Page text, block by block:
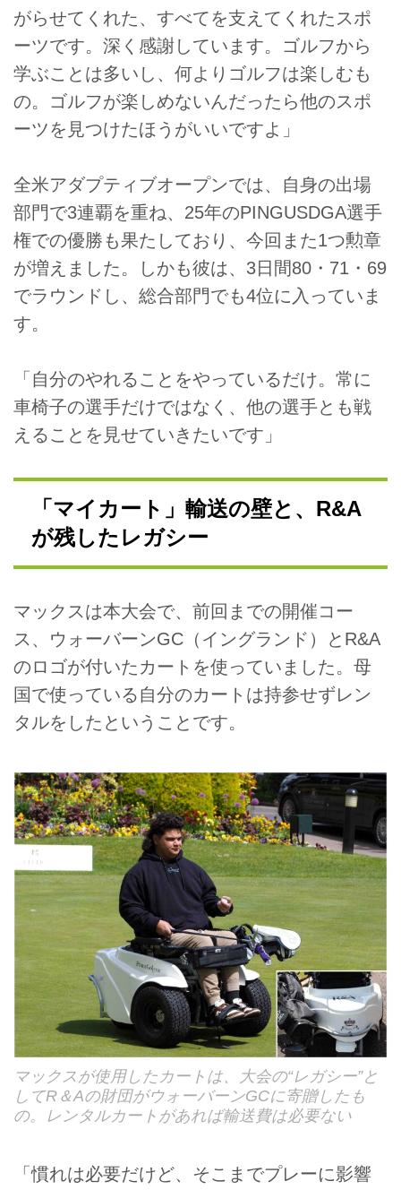
がらせてくれた、すべてを支えてくれたスポ
ーツです。深く感謝しています。ゴルフから
学ぶことは多いし、何よりゴルフは楽しむも
の。ゴルフが楽しめないんだったら他のスポ
ーツを見つけたほうがいいですよ」
全米アダプティブオープンでは、自身の出場
部門で3連覇を重ね、25年のPINGUSDGA選手
権での優勝も果たしており、今回また1つ勲章
が増えました。しかも彼は、3日間80・71・69
でラウンドし、総合部門でも4位に入っていま
す。
「自分のやれることをやっているだけ。常に
車椅子の選手だけではなく、他の選手とも戦
えることを見せていきたいです」
「マイカート」輸送の壁と、R&A
が残したレガシー
マックスは本大会で、前回までの開催コー
ス、ウォーバーンGC（イングランド）とR&A
のロゴが付いたカートを使っていました。母
国で使っている自分のカートは持参せずレン
タルをしたということです。
マックスが使用したカートは、大会の“レガシー”と
してR＆Aの財団がウォーバーンGCに寄贈したも
の。レンタルカートがあれば輸送費は必要ない
「慣れは必要だけど、そこまでプレーに影響